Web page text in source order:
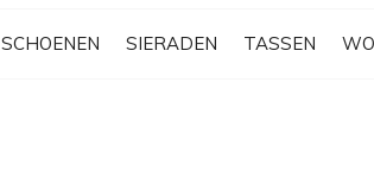
SCHOENEN SIERADEN TASSEN